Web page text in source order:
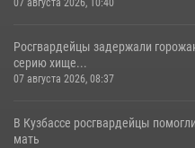
07 августа 2026, 10:40
Росгвардейцы задержали
серию хище...
07 августа 2026, 08:37
В Кузбассе росгвардейцы
мать